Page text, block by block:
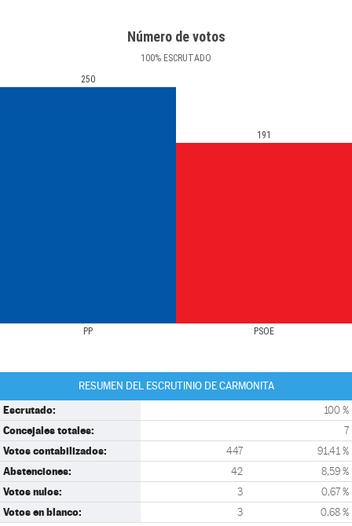
Número de votos
100% ESCRUTADO
PP PSOE
250
191
RESUMEN DEL ESCRUTINIO DE CARMONITA
Escrutado: 100 %
Concejales totales: 7
Votos contabilizados: 447 91,41 %
Abstenciones: 42 8,59 %
Votos nulos: 3 0,67 %
Votos en blanco: 3 0,68 %